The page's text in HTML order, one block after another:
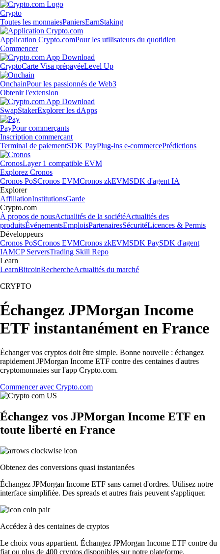
Crypto
Toutes les monnaiesPaniersEarnStaking
Application Crypto.comPour les utilisateurs du quotidien
Commencer
CryptoCarte Visa prépayéeLevel Up
OnchainPour les passionnés de Web3
Obtenir l'extension
SwapStakerExplorer les dApps
PayPour commerçants
Inscription commerçant
Terminal de paiementSDK PayPlug-ins e-commercePrédictions
CronosLayer 1 compatible EVM
Explorez Cronos
Cronos PoSCronos EVMCronos zkEVMSDK d'agent IA
Explorer
AffiliationInstitutionsGarde
Crypto.com
À propos de nousActualités de la sociétéActualités des
produitsÉvénementsEmploisPartenairesSécuritéLicences & Permis
Développeurs
Cronos PoSCronos EVMCronos zkEVMSDK PaySDK d'agent
IAMCP ServersTrading Skill Repo
Learn
LearnBitcoinRechercheActualités du marché
CRYPTO
Échangez JPMorgan Income
ETF instantanément en France
Échanger vos cryptos doit être simple. Bonne nouvelle : échangez
rapidement JPMorgan Income ETF contre des centaines d'autres
cryptomonnaies sur l'app Crypto.com.
Commencer avec Crypto.com
Échangez vos JPMorgan Income ETF en
toute liberté en France
Obtenez des conversions quasi instantanées
Échangez JPMorgan Income ETF sans carnet d'ordres. Utilisez notre
interface simplifiée. Des spreads et autres frais peuvent s'appliquer.
Accédez à des centaines de cryptos
Le choix vous appartient. Échangez JPMorgan Income ETF contre du
fiat ou plus de 400 cryptos disponibles sur notre plateforme.